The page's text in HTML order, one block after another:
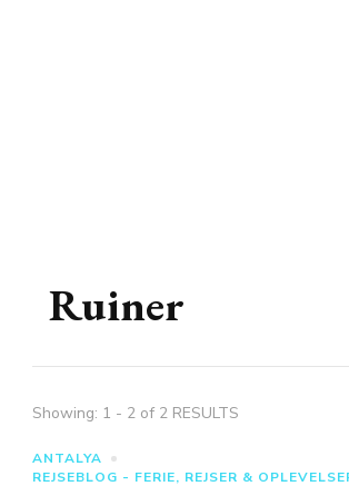
Ruiner
Showing: 1 - 2 of 2 RESULTS
ANTALYA
REJSEBLOG - FERIE, REJSER &